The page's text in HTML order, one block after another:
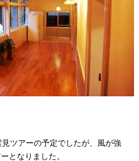
ツアーの予定でしたが、風が強
となりました。